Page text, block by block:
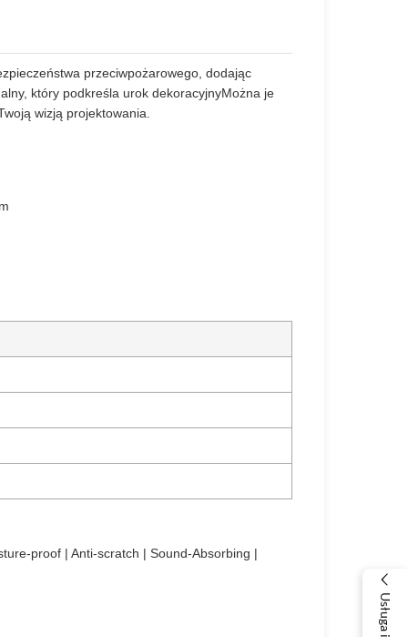
przeciwpożarowego, dodając
który podkreśla urok dekoracyjnyMożna je
wizją projektowania.
proof | Anti-scratch | Sound-Absorbing |